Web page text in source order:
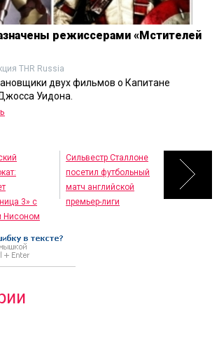
режиссерами «Мстителей
THR Russia
двух фильмов о Капитане
Уидона.
3» с
Нисоном
Сильвестр Сталлоне
посетил футбольный
матч английской
премьер-лиги